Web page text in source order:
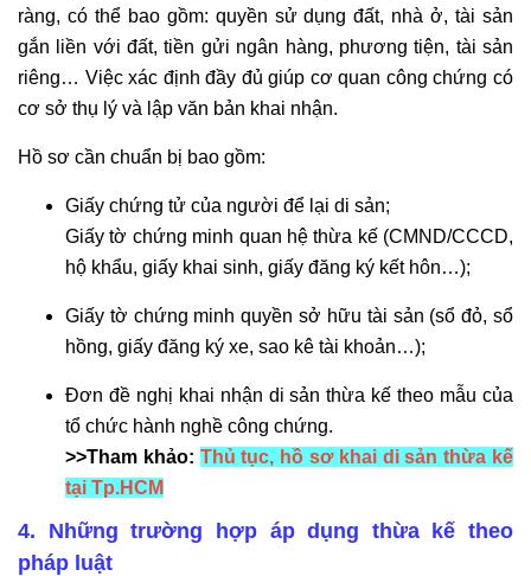
ràng, có thể bao gồm: quyền sử dụng đất, nhà ở, tài sản
gắn liền với đất, tiền gửi ngân hàng, phương tiện, tài sản
riêng… Việc xác định đầy đủ giúp cơ quan công chứng có
cơ sở thụ lý và lập văn bản khai nhận.
Hồ sơ cần chuẩn bị bao gồm:
Giấy chứng tử của người để lại di sản;
Giấy tờ chứng minh quan hệ thừa kế (CMND/CCCD,
hộ khẩu, giấy khai sinh, giấy đăng ký kết hôn…);
Giấy tờ chứng minh quyền sở hữu tài sản (sổ đỏ, sổ
hồng, giấy đăng ký xe, sao kê tài khoản…);
Đơn đề nghị khai nhận di sản thừa kế theo mẫu của
tổ chức hành nghề công chứng.
>>Tham khảo: Thủ tục, hồ sơ khai di sản thừa kế
tại Tp.HCM
4. Những trường hợp áp dụng thừa kế theo
pháp luật